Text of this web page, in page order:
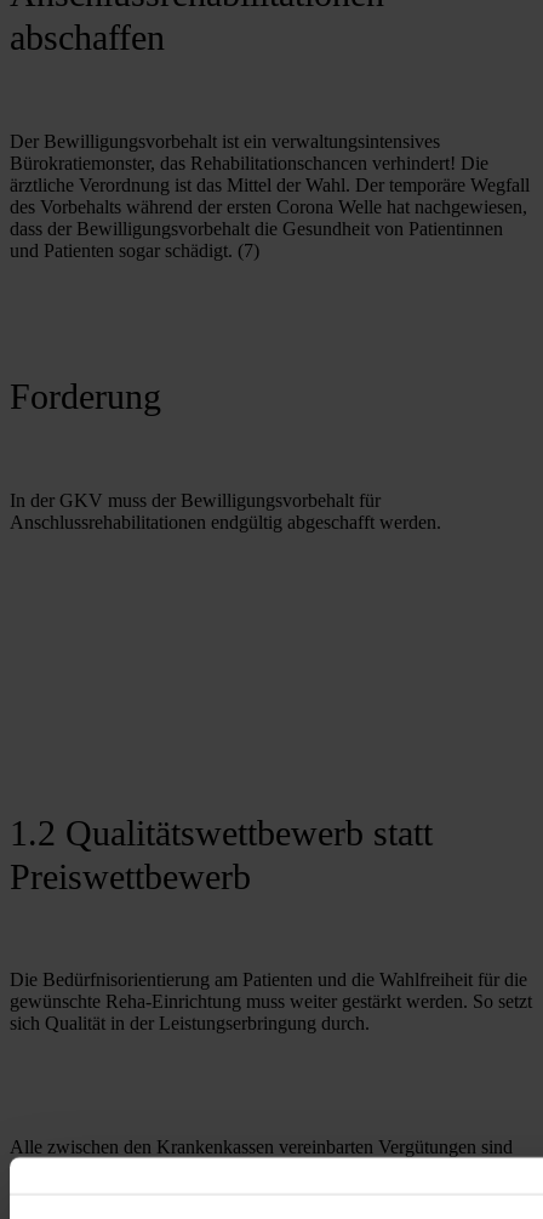
abschaffen
Der Bewilligungsvorbehalt ist ein verwaltungsintensives
Bürokratiemonster, das Rehabilitationschancen verhindert! Die
ärztliche Verordnung ist das Mittel der Wahl. Der temporäre Wegfall
des Vorbehalts während der ersten Corona Welle hat nachgewiesen,
dass der Bewilligungsvorbehalt die Gesundheit von Patientinnen
und Patienten sogar schädigt. (7)
Forderung
In der GKV muss der Bewilligungsvorbehalt für
Anschlussrehabilitationen endgültig abgeschafft werden.
1.2 Qualitätswettbewerb statt
Preiswettbewerb
Die Bedürfnisorientierung am Patienten und die Wahlfreiheit für die
gewünschte Reha-Einrichtung muss weiter gestärkt werden. So setzt
sich Qualität in der Leistungserbringung durch.
Alle zwischen den Krankenkassen vereinbarten Vergütungen sind
wirtschaftlich, ansonsten hätte die Vergütungsvereinbarung nicht